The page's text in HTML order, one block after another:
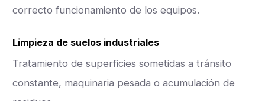
correcto funcionamiento de los equipos.
Limpieza de suelos industriales
Tratamiento de superficies sometidas a tránsito
constante, maquinaria pesada o acumulación de